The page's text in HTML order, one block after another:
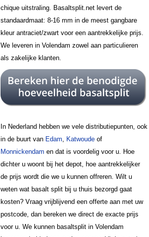
chique uitstraling. Basaltsplit.net levert de
standaardmaat: 8-16 mm in de meest gangbare
kleur antraciet/zwart voor een aantrekkelijke prijs.
We leveren in Volendam zowel aan particulieren
als zakelijke klanten.
In Nederland hebben we vele distributiepunten, ook
in de buurt van Edam, Katwoude of
Monnickendam en dat is voordelig voor u. Hoe
dichter u woont bij het depot, hoe aantrekkelijker
de prijs wordt die we u kunnen offreren. Wilt u
weten wat basalt split bij u thuis bezorgd gaat
kosten? Vraag vrijblijvend een offerte aan met uw
postcode, dan bereken we direct de exacte prijs
voor u. We kunnen basaltsplit in Volendam